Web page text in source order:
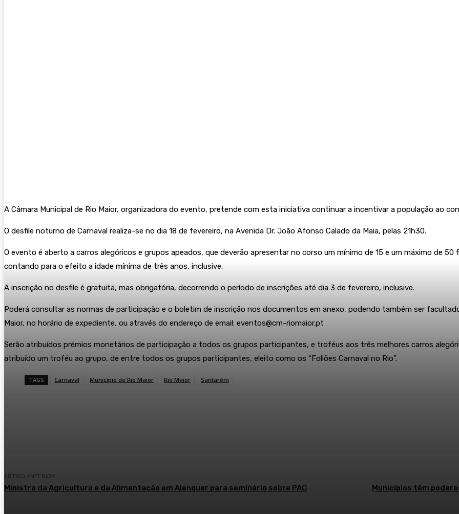
A Câmara Municipal de Rio Maior, organizadora do evento, pretende com esta iniciativa continuar a incentivar a população ao
O desfile noturno de Carnaval realiza-se no dia 18 de fevereiro, na Avenida Dr. João Afonso Calado da Maia, pelas 21h30.
O evento é aberto a carros alegóricos e grupos apeados, que deverão apresentar no corso um mínimo de 15 e um máximo de
contando para o efeito a idade mínima de três anos, inclusive.
A inscrição no desfile é gratuita, mas obrigatória, decorrendo o período de inscrições até dia 3 de fevereiro, inclusive.
Poderá consultar as normas de participação e o boletim de inscrição nos documentos em anexo, podendo também ser
Maior, no horário de expediente, ou através do endereço de email: eventos@cm-riomaior.pt
Serão atribuídos prémios monetários de participação a todos os grupos participantes, e troféus aos três melhores carros
atribuído um troféu ao grupo, de entre todos os grupos participantes, eleito como os “Foliões Carnaval no Rio”.
TAGS Carnaval Município de Rio Maior Rio Maior Santarém
ARTIGO ANTERIOR
Ministra da Agricultura e da Alimentação em Alenquer para seminário sobre PAC Municípios têm